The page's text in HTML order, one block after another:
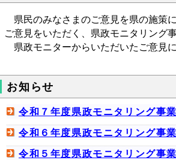
県民のみなさまのご意見を県の施策
ご意見をいただく、県政モニタリング
県政モニターからいただいたご意見
お知らせ
令和７年度県政モニタリング事
令和６年度県政モニタリング事
令和５年度県政モニタリング事